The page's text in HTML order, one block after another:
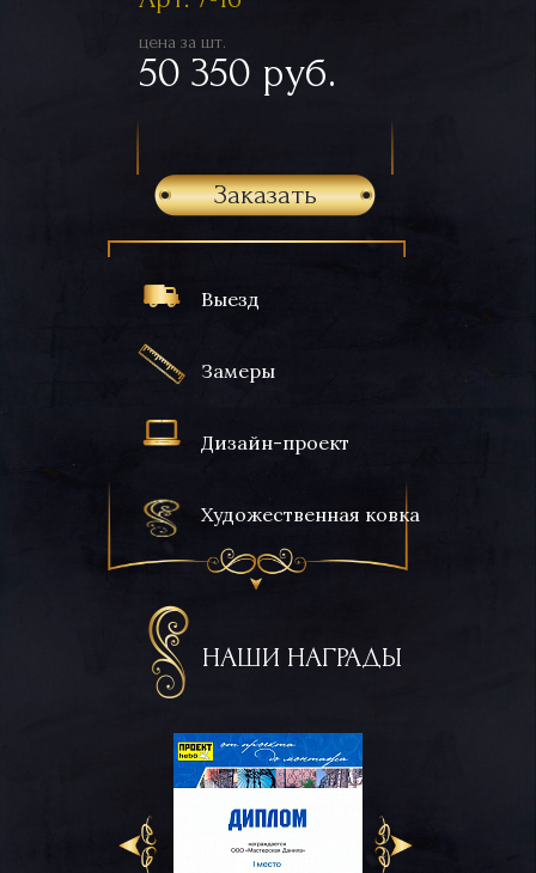
Выезд
Замеры
Дизайн-проект
Художественная ковка
НАШИ НАГРАДЫ
цена за шт.
50 350 руб.
Заказать